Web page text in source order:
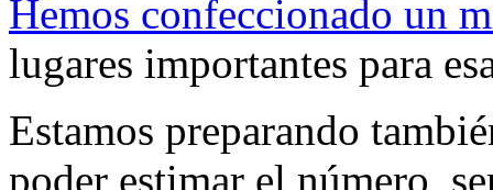
Hemos confeccionado un
lugares importantes para
Estamos preparando
poder estimar el número,